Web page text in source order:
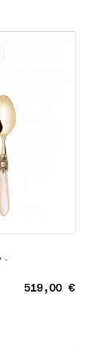
-
519,00 €